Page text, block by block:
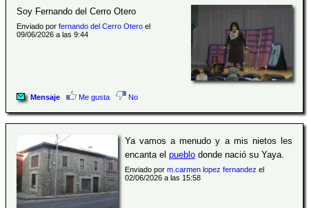
Soy Fernando del Cerro Otero
Enviado por fernando del Cerro Otero el
09/06/2026 a las 9:44
Mensaje Me gusta No
Ya vamos a menudo y a mis nietos les
encanta el pueblodonde nació su Yaya.
Enviado por m.carmen lopez fernandez el
02/06/2026 a las 15:58